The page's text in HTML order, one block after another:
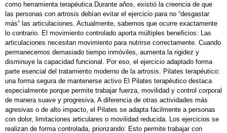
como herramienta terapéutica Durante años, existió la creencia de que
las personas con artrosis debían evitar el ejercicio para no “desgastar
más” las articulaciones. Actualmente, sabemos que ocurre exactamente
lo contrario. El movimiento controlado aporta múltiples beneficios: Las
articulaciones necesitan movimiento para nutrirse correctamente. Cuando
permanecemos demasiado tiempo inmóviles, aumenta la rigidez y
disminuye la capacidad funcional. Por eso, el ejercicio adaptado forma
parte esencial del tratamiento moderno de la artrosis. Pilates terapéutico:
una forma segura de mantenerse activo El Pilates terapéutico destaca
especialmente porque permite trabajar fuerza, movilidad y control corporal
de manera suave y progresiva. A diferencia de otras actividades más
agresivas o de alto impacto, el Pilates se adapta fácilmente a personas
con dolor, limitaciones articulares o movilidad reducida. Los ejercicios se
realizan de forma controlada, priorizando: Esto permite trabajar con